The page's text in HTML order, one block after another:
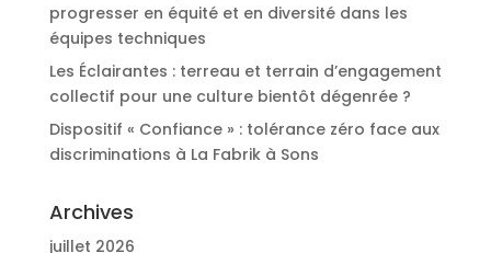
progresser en équité et en diversité dans les
équipes techniques
Les Éclairantes : terreau et terrain d’engagement
collectif pour une culture bientôt dégenrée ?
Dispositif « Confiance » : tolérance zéro face aux
discriminations à La Fabrik à Sons
Archives
juillet 2026